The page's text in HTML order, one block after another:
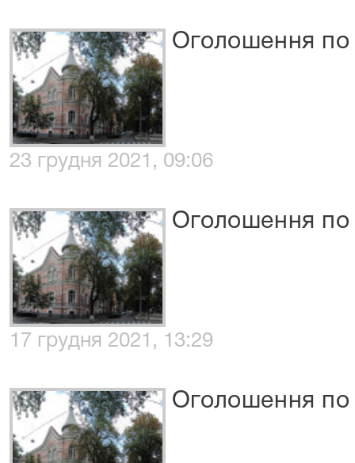
Оголошення
23 грудня 2021, 09:06
Оголошення
17 грудня 2021, 13:29
Оголошення